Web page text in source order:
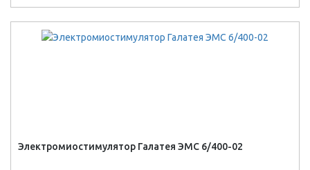
Электромиостимулятор Галатея ЭМС 6/400-02